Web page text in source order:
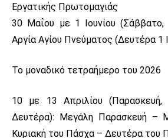
Εργατικής Πρωτομαγιάς
30 Μαΐου με 1 Ιουνίου (Σάββατο,
Αργία Αγίου Πνεύματος (Δευτέρα 1
Το μοναδικό τετραήμερο του 2026
10 με 13 Απριλίου (Παρασκευή,
Δευτέρα): Μεγάλη Παρασκευή –
Κυριακή του Πάσχα – Δευτέρα του